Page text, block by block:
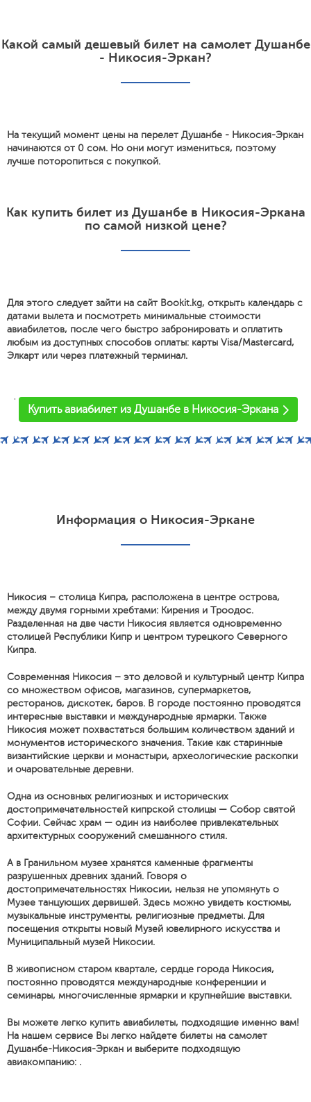
Какой самый дешевый билет на самолет Душанбе
- Никосия-Эркан?
На текущий момент цены на перелет Душанбе - Никосия-Эркан
начинаются от 0 сом. Но они могут измениться, поэтому
лучше поторопиться с покупкой.
Как купить билет из Душанбе в Никосия-Эркана
по самой низкой цене?
Для этого следует зайти на сайт Bookit.kg, открыть календарь с
датами вылета и посмотреть минимальные стоимости
авиабилетов, после чего быстро забронировать и оплатить
любым из доступных способов оплаты: карты Visa/Mastercard,
Элкарт или через платежный терминал.
'
Купить авиабилет из Душанбе в Никосия-Эркана
Информация о Никосия-Эркане
Никосия – столица Кипра, расположена в центре острова,
между двумя горными хребтами: Кирения и Троодос.
Разделенная на две части Никосия является одновременно
столицей Республики Кипр и центром турецкого Северного
Кипра.
Современная Никосия – это деловой и культурный центр Кипра
со множеством офисов, магазинов, супермаркетов,
ресторанов, дискотек, баров. В городе постоянно проводятся
интересные выставки и международные ярмарки. Также
Никосия может похвастаться большим количеством зданий и
монументов исторического значения. Такие как старинные
византийские церкви и монастыри, археологические раскопки
и очаровательные деревни.
Одна из основных религиозных и исторических
достопримечательностей кипрской столицы — Собор святой
Софии. Сейчас храм — один из наиболее привлекательных
архитектурных сооружений смешанного стиля.
А в Гранильном музее хранятся каменные фрагменты
разрушенных древних зданий. Говоря о
достопримечательностях Никосии, нельзя не упомянуть о
Музее танцующих дервишей. Здесь можно увидеть костюмы,
музыкальные инструменты, религиозные предметы. Для
посещения открыты новый Музей ювелирного искусства и
Муниципальный музей Никосии.
В живописном старом квартале, сердце города Никосия,
постоянно проводятся международные конференции и
семинары, многочисленные ярмарки и крупнейшие выставки.
Вы можете легко купить авиабилеты, подходящие именно вам!
На нашем сервисе Вы легко найдете билеты на самолет
Душанбе-Никосия-Эркан и выберите подходящую
авиакомпанию: .